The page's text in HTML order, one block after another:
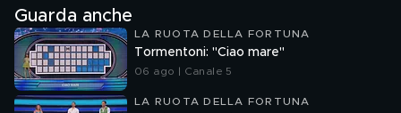
Guarda anche
LA RUOTA DELLA FORTUNA
Tormentoni: "Ciao mare"
06 ago | Canale 5
LA RUOTA DELLA FORTUNA